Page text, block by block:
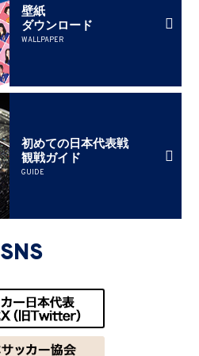
壁紙
ダウンロード
WALLPAPER
初めての日本代表戦
観戦ガイド
GUIDE
SNS